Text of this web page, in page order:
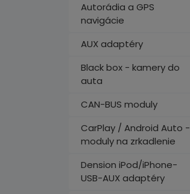
Autorádia a GPS
navigácie
AUX adaptéry
Black box - kamery do
auta
CAN-BUS moduly
CarPlay / Android Auto -
moduly na zrkadlenie
Dension iPod/iPhone-
USB-AUX adaptéry